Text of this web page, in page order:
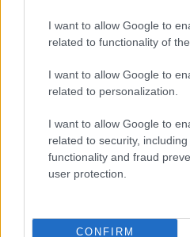
I want to allow Google to
related to functionality of
I want to allow Google to
related to personalization.
I want to allow Google to
related to security,
functionality and fraud
user protection.
CONFIRM